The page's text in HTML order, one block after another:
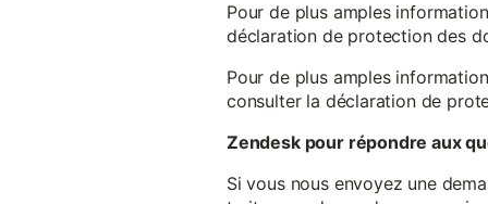
Pour de plus amples
déclaration de protection des
Pour de plus amples
consulter la déclaration de
Zendesk pour répondre aux
Si vous nous envoyez une